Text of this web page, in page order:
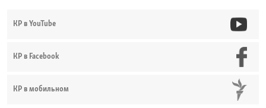
КР в YouTube
КР в Facebook
КР в мобильном